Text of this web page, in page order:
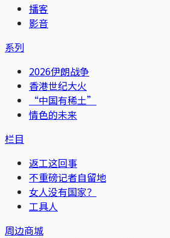
播客
影音
系列
2026伊朗战争
香港世纪大火
“中国有稀土”
情色的未来
栏目
返工这回事
不重磅记者自留地
女人没有国家？
工具人
周边商城